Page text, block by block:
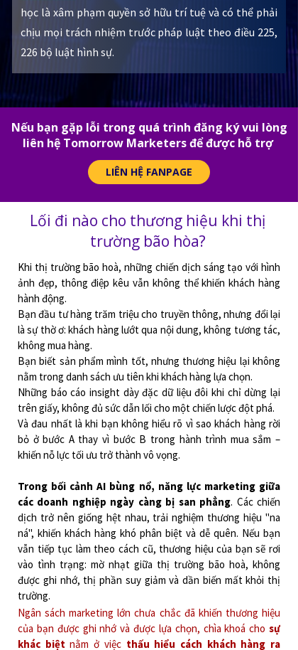
học là xâm phạm quyền sở hữu trí tuệ và có thể phải
chịu mọi trách nhiệm trước pháp luật theo điều 225,
226 bộ luật hình sự.
Nếu bạn gặp lỗi trong quá trình đăng ký vui lòng
liên hệ Tomorrow Marketers để được hỗ trợ
LIÊN HỆ FANPAGE
Khi thị trường bão hoà, những chiến dịch sáng tạo với hình
ảnh đẹp, thông điệp kêu vẫn không thể khiến khách hàng
hành động.
Bạn đầu tư hàng trăm triệu cho truyền thông, nhưng đổi lại
là sự thờ ơ: khách hàng lướt qua nội dung, không tương tác,
không mua hàng.
Bạn biết sản phẩm mình tốt, nhưng thương hiệu lại không
nằm trong danh sách ưu tiên khi khách hàng lựa chọn.
Những báo cáo insight dày đặc dữ liệu đôi khi chỉ dừng lại
trên giấy, không đủ sức dẫn lối cho một chiến lược đột phá.
Và đau nhất là khi bạn không hiểu rõ vì sao khách hàng rời
bỏ ở bước A thay vì bước B trong hành trình mua sắm –
khiến nỗ lực tối ưu trở thành vô vọng.
Trong bối cảnh AI bùng nổ, năng lực marketing giữa
các doanh nghiệp ngày càng bị san phẳng. Các chiến
dịch trở nên giống hệt nhau, trải nghiệm thương hiệu "na
ná", khiến khách hàng khó phân biệt và dễ quên. Nếu bạn
vẫn tiếp tục làm theo cách cũ, thương hiệu của bạn sẽ rơi
vào tình trạng: mờ nhạt giữa thị trường bão hoà, không
được ghi nhớ, thị phần suy giảm và dần biến mất khỏi thị
trường.
Lối đi nào cho thương hiệu khi thị
trường bão hòa?
Ngân sách marketing lớn chưa chắc đã khiến thương hiệu
của bạn được ghi nhớ và được lựa chọn, chìa khoá cho sự
khác biệtnằm ở việc thấu hiểu cách khách hàng ra